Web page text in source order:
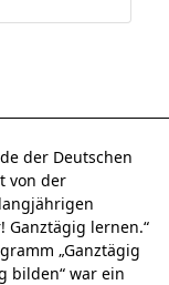
der Deutschen
von der
Ganztägig lernen.“
„Ganztägig
bilden“ war ein